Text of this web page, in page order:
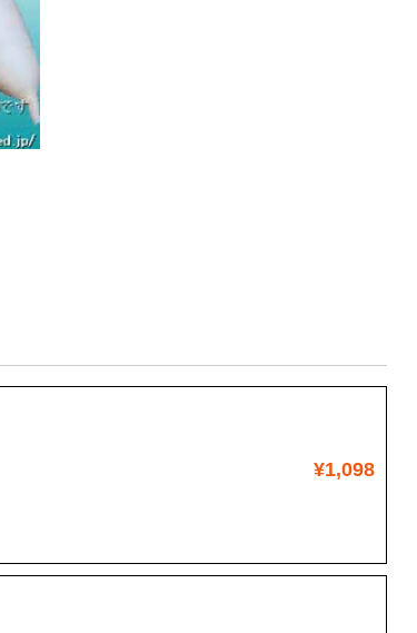
¥1,098